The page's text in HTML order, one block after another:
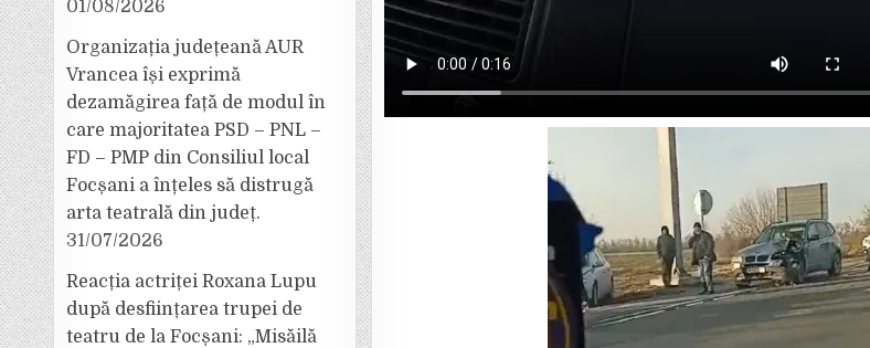
01/08/2026
Organizația județeană AUR
Vrancea își exprimă
dezamăgirea față de modul în
care majoritatea PSD – PNL –
FD – PMP din Consiliul local
Focșani a înțeles să distrugă
arta teatrală din județ.
31/07/2026
Reacția actriței Roxana Lupu
după desființarea trupei de
teatru de la Focșani: „Misăilă